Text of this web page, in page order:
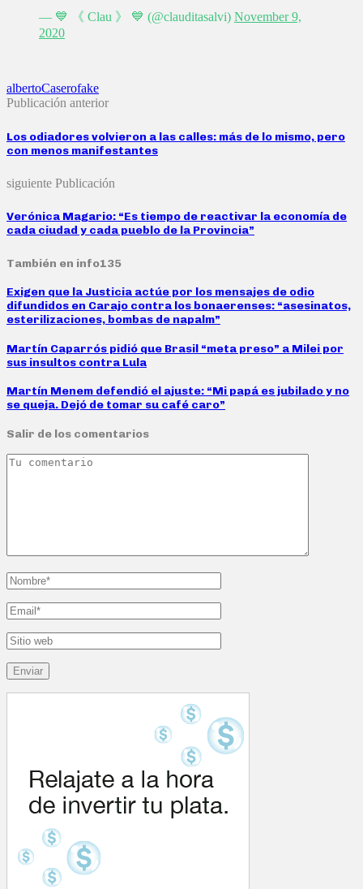
— 💙 《 Clau 》 💙 (@clauditasalvi) November 9,
2020
albertoCaserofake
Publicación anterior
Los odiadores volvieron a las calles: más de lo mismo, pero
con menos manifestantes
siguiente Publicación
Verónica Magario: “Es tiempo de reactivar la economía de
cada ciudad y cada pueblo de la Provincia”
También en info135
Exigen que la Justicia actúe por los mensajes de odio
difundidos en Carajo contra los bonaerenses: “asesinatos,
esterilizaciones, bombas de napalm”
Martín Caparrós pidió que Brasil “meta preso” a Milei por
sus insultos contra Lula
Martín Menem defendió el ajuste: “Mi papá es jubilado y no
se queja. Dejó de tomar su café caro”
Salir de los comentarios